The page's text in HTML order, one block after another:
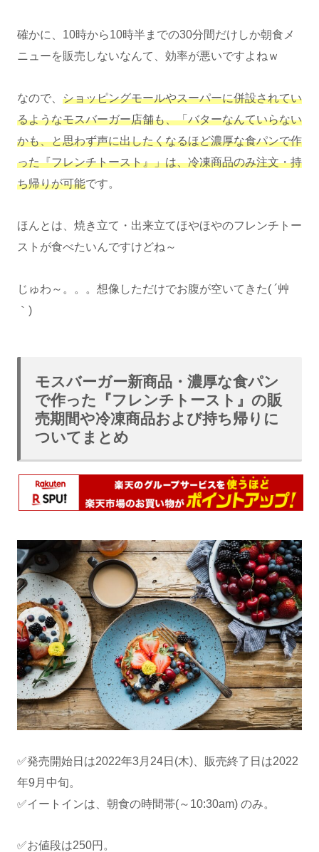
確かに、10時から10時半までの30分間だけしか朝食メ
ニューを販売しないなんて、効率が悪いですよねｗ
なので、 ショッピングモールやスーパーに併設されてい
るようなモスバーガー店舗も、「バターなんていらない
かも、と思わず声に出したくなるほど濃厚な食パンで作
った『フレンチトースト』」は、冷凍商品のみ注文・持
ち帰りが可能です。
ほんとは、焼き立て・出来立てほやほやのフレンチトー
ストが食べたいんですけどね～
じゅわ～。。。想像しただけでお腹が空いてきた( ´艸
｀)
モスバーガー新商品・濃厚な食パン
で作った『フレンチトースト』の販
売期間や冷凍商品および持ち帰りに
ついてまとめ
✅発売開始日は2022年3月24日(木)、販売終了日は2022
年9月中旬。
✅イートインは、朝食の時間帯(～10:30am) のみ。
✅お値段は250円。